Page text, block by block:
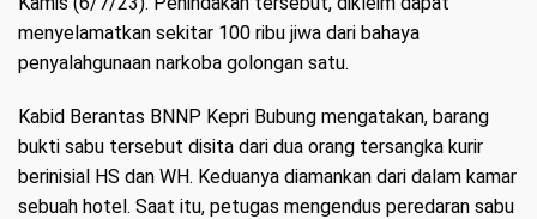
menyelamatkan sekitar 100 ribu jiwa dari bahaya
penyalahgunaan narkoba golongan satu.
Kabid Berantas BNNP Kepri Bubung mengatakan, barang
bukti sabu tersebut disita dari dua orang tersangka kurir
berinisial HS dan WH. Keduanya diamankan dari dalam kamar
sebuah hotel. Saat itu, petugas mengendus peredaran sabu